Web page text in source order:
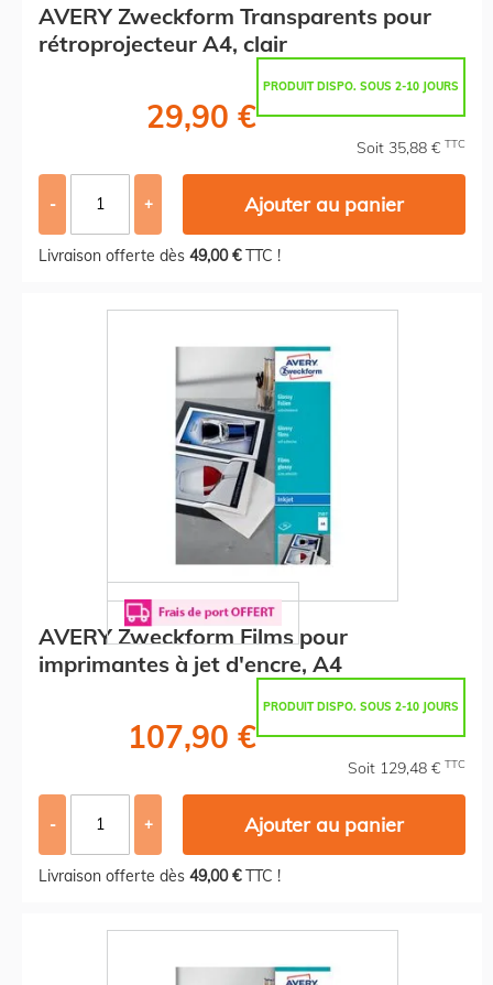
AVERY Zweckform Transparents pour
rétroprojecteur A4, clair
PRODUIT DISPO. SOUS 2-10 JOURS
29,90 €
Soit 35,88 € TTC
- + Ajouter au panier
Livraison offerte dès 49,00 €TTC !
AVERY Zweckform Films pour
imprimantes à jet d'encre, A4
PRODUIT DISPO. SOUS 2-10 JOURS
107,90 €
Soit 129,48 € TTC
- + Ajouter au panier
Livraison offerte dès 49,00 €TTC !